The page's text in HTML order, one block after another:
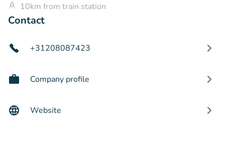
10km from train station
Contact
+31208087423
Company profile
Website